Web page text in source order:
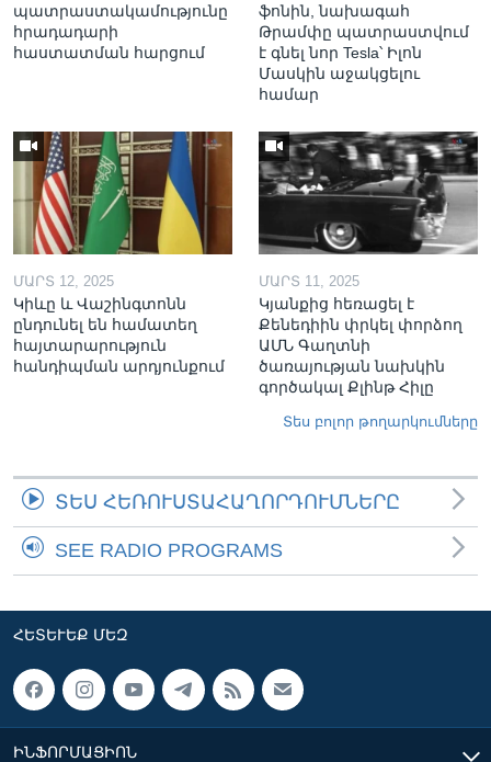
պատրաստակամությունը
հրադադարի
հաստատման հարցում
ֆոնին, նախագահ
Թրամփը պատրաստվում
է գնել նոր Tesla՝ Իլոն
Մասկին աջակցելու
համար
ՄԱՐՏ 12, 2025
Կիևը և Վաշինգտոնն
ընդունել են համատեղ
հայտարարություն
հանդիպման արդյունքում
ՄԱՐՏ 11, 2025
Կյանքից հեռացել է
Քենեդիին փրկել փորձող
ԱՄՆ Գաղտնի
ծառայության նախկին
գործակալ Քլինթ Հիլը
Տես բոլոր թողարկումները
ՏԵՍ ՀԵՌՈՒՍՏԱՀԱՂՈՐԴՈՒՄՆԵՐԸ
SEE RADIO PROGRAMS
ՀԵՏԵՒԵՔ ՄԵԶ
ԻՆՖՈՐՄԱՑԻՈՆ